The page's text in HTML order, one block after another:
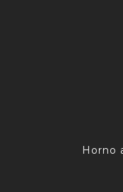
Horno